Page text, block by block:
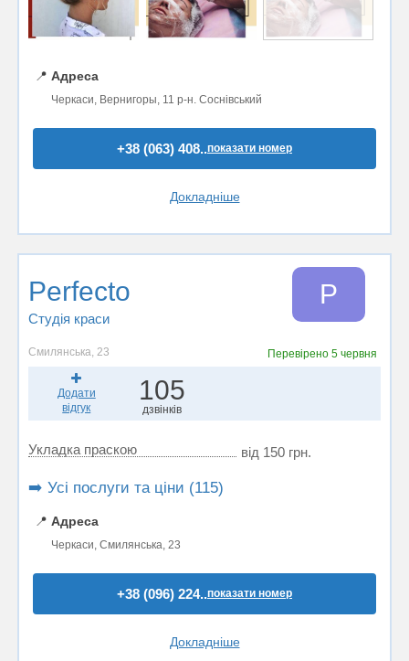
📍 Адреса
Черкаси, Вернигоры, 11 р-н. Соснівський
+38 (063) 408..показати номер
Докладніше
Perfecto
Студія краси
P
Смилянська, 23 Перевірено 5 червня
Додати
відгук
105
дзвінків
Укладка праскою від 150 грн.
➡️ Усі послуги та ціни (115)
📍 Адреса
Черкаси, Смилянська, 23
+38 (096) 224..показати номер
Докладніше